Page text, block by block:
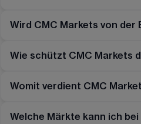
Wird CMC Markets von der
Wie schützt CMC Markets
Womit verdient CMC
Welche Märkte kann ich bei